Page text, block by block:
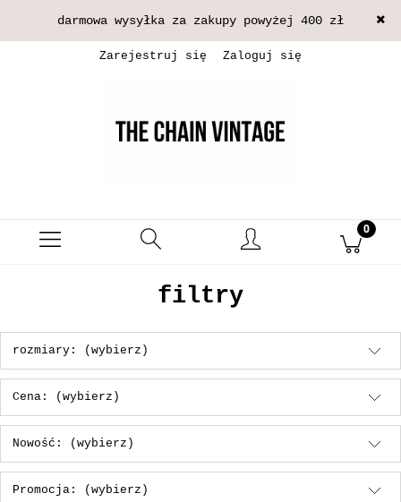
darmowa wysyłka za zakupy powyżej 400 zł
Zarejestruj się Zaloguj się
filtry
rozmiary: (wybierz)
Cena: (wybierz)
Nowość: (wybierz)
Promocja: (wybierz)